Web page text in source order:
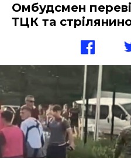
Омбудсмен
ТЦК та